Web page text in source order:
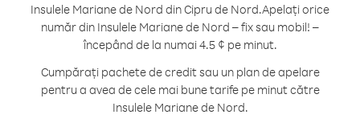
Insulele Mariane de Nord din Cipru de Nord.Apelați orice
număr din Insulele Mariane de Nord – fix sau mobil! –
începând de la numai 4.5 ¢ pe minut.
Cumpărați pachete de credit sau un plan de apelare
pentru a avea de cele mai bune tarife pe minut către
Insulele Mariane de Nord.